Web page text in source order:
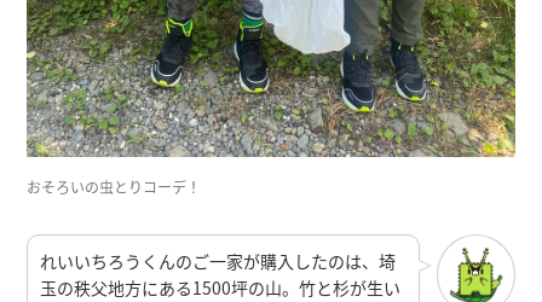
おそろいの虫とりコーデ！
れいいちろうくんのご一家が購入したのは、埼
玉の秩父地方にある1500坪の山。竹と杉が生い